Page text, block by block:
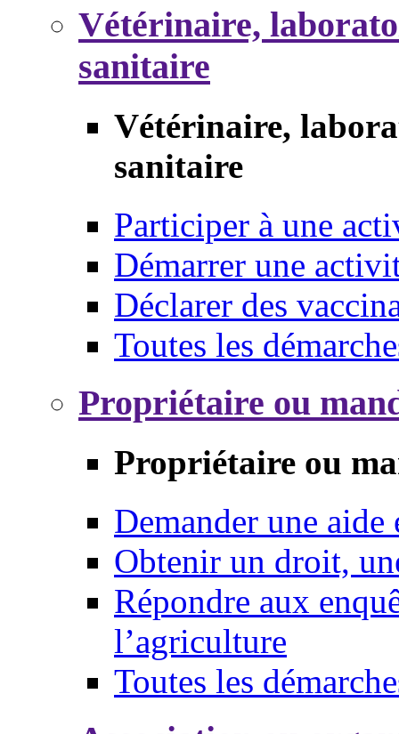
Vétérinaire,
sanitaire
Vétérinaire,
sanitaire
Participer à une
Démarrer une
Déclarer des
Toutes les
Propriétaire ou
Propriétaire ou
Demander une aide
Obtenir un droit,
Répondre aux
l’agriculture
Toutes les